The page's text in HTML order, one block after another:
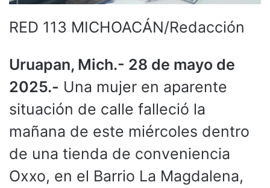
RED 113 MICHOACÁN/Redacción
Uruapan, Mich.- 28 de mayo de
2025.- Una mujer en aparente
situación de calle falleció la
mañana de este miércoles dentro
de una tienda de conveniencia
Oxxo, en el Barrio La Magdalena,